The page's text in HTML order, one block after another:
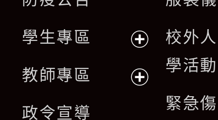
單
選
單
學生專區
開
教師專區
政令宣導
校外
學活
緊急